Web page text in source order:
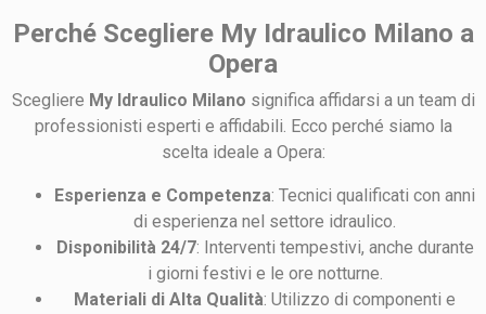
Perché Scegliere My Idraulico Milano a
Opera
Scegliere My Idraulico Milano significa affidarsi a un team di
professionisti esperti e affidabili. Ecco perché siamo la
scelta ideale a Opera:
Esperienza e Competenza: Tecnici qualificati con anni
di esperienza nel settore idraulico.
Disponibilità 24/7: Interventi tempestivi, anche durante
i giorni festivi e le ore notturne.
Materiali di Alta Qualità: Utilizzo di componenti e